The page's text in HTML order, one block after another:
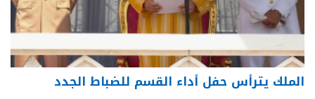
الملك يترأس حفل أداء القسم للضباط الجدد